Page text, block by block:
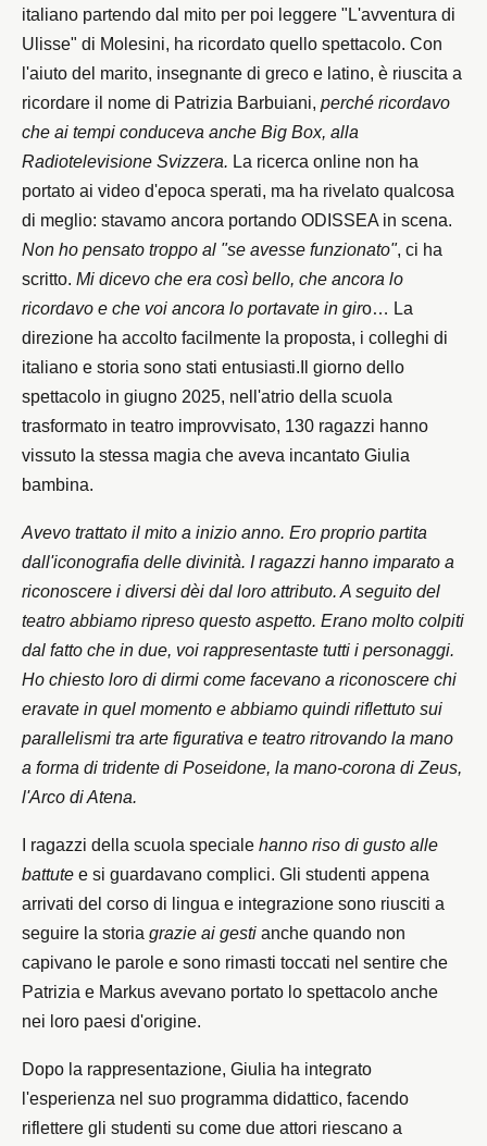
italiano partendo dal mito per poi leggere "L'avventura di
Ulisse" di Molesini, ha ricordato quello spettacolo. Con
l'aiuto del marito, insegnante di greco e latino, è riuscita a
ricordare il nome di Patrizia Barbuiani,perché ricordavo
che ai tempi conduceva anche Big Box, alla
Radiotelevisione Svizzera. La ricerca online non ha
portato ai video d'epoca sperati, ma ha rivelato qualcosa
di meglio: stavamo ancora portando ODISSEA in scena.
Non ho pensato troppo al "se avesse funzionato", ci ha
scritto.Mi dicevo che era così bello, che ancora lo
ricordavo e che voi ancora lo portavate in giro… La
direzione ha accolto facilmente la proposta, i colleghi di
italiano e storia sono stati entusiasti.Il giorno dello
spettacolo in giugno 2025, nell'atrio della scuola
trasformato in teatro improvvisato, 130 ragazzi hanno
vissuto la stessa magia che aveva incantato Giulia
bambina.
Avevo trattato il mito a inizio anno. Ero proprio partita
dall'iconografia delle divinità. I ragazzi hanno imparato a
riconoscere i diversi dèi dal loro attributo. A seguito del
teatro abbiamo ripreso questo aspetto. Erano molto colpiti
dal fatto che in due, voi rappresentaste tutti i personaggi.
Ho chiesto loro di dirmi come facevano a riconoscere chi
eravate in quel momento e abbiamo quindi riflettuto sui
parallelismi tra arte figurativa e teatro ritrovando la mano
a forma di tridente di Poseidone, la mano-corona di Zeus,
l'Arco di Atena.
I ragazzi della scuola specialehanno riso di gusto alle
battute e si guardavano complici. Gli studenti appena
arrivati del corso di lingua e integrazione sono riusciti a
seguire la storiagrazie ai gesti anche quando non
capivano le parole e sono rimasti toccati nel sentire che
Patrizia e Markus avevano portato lo spettacolo anche
nei loro paesi d'origine.
Dopo la rappresentazione, Giulia ha integrato
l'esperienza nel suo programma didattico, facendo
riflettere gli studenti su come due attori riescano a